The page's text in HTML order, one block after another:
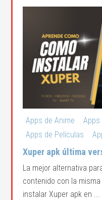
Apps de Anime Apps
Apps de Películas
Xuper apk última
La mejor alternativa
contenido con la
instalar Xuper apk en ...